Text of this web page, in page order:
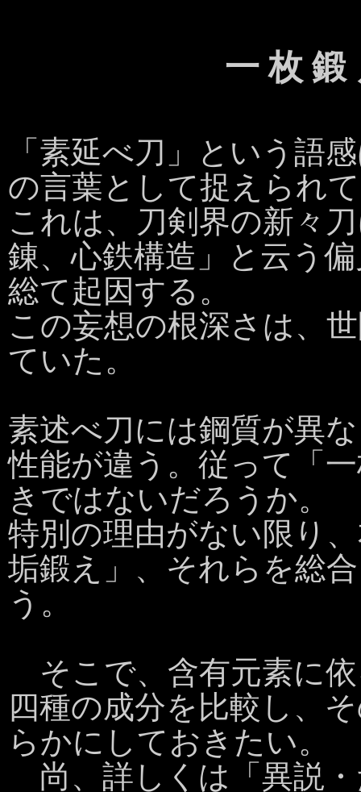
一 枚 鍛
「素延べ刀」という語
の言葉として捉えられ
これは、刀剣界の新々
錬、心鉄構造」と云う
総て起因する。
この妄想の根深さは、
ていた。
素述べ刀には鋼質が異
性能が違う。従って「
きではないだろうか。
特別の理由がない限り
垢鍛え」、それらを総
う。
そこで、含有元素に
四種の成分を比較し、
らかにしておきたい。
尚、詳しくは「異説